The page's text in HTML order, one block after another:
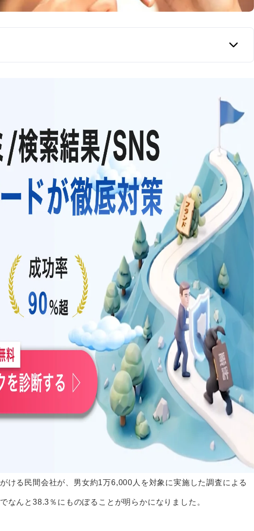
被害があったとして削除を求めた訴訟
削除は難しい
を満たせば削除の可能性はある
除され得る口コミの例
い口コミの例
い場合は法的措置も検討
を依頼する費用の目安
分野に詳しい弁護士に
も可能
示請求を依頼する費用の相場
ける民間会社が、男女約1万6,000人を対象に実施した調査による
なんと38.3％にものぼることが明らかになりました。